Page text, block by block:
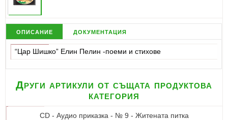
описание документация
“Цар Шишко” Елин Пелин -поеми и стихове
Други артикули от същата продуктова
категория
CD - Аудио приказка - № 9 - Житената питка